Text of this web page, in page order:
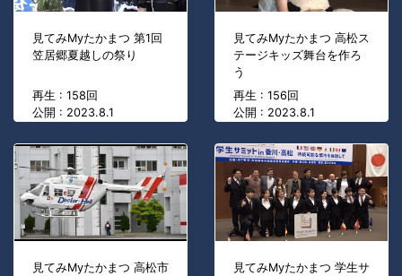
見てみMyたかまつ 第1回
笠居郷夏越しの祭り
再生 : 158回
公開 : 2023.8.1
見てみMyたかまつ 高松ス
テージキッズ舞台を作ろ
う
再生 : 156回
公開 : 2023.8.1
見てみMyたかまつ 高松市
見てみMyたかまつ 学生サ